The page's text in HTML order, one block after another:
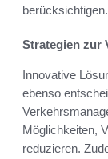
berücksichtigen.
Strategien zur
Innovative
ebenso
Möglichkeiten,
reduzieren.